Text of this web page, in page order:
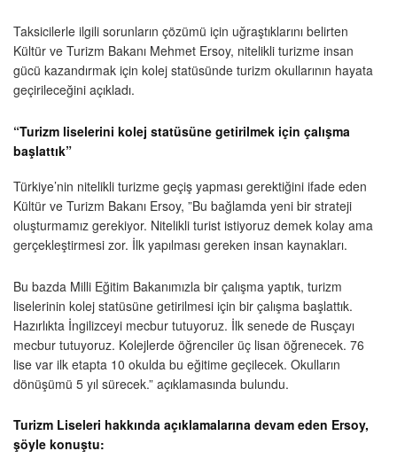
Taksicilerle ilgili sorunların çözümü için uğraştıklarını belirten
Kültür ve Turizm Bakanı Mehmet Ersoy, nitelikli turizme insan
gücü kazandırmak için kolej statüsünde turizm okullarının hayata
geçirileceğini açıkladı.
“Turizm liselerini kolej statüsüne getirilmek için çalışma
başlattık”
Türkiye’nin nitelikli turizme geçiş yapması gerektiğini ifade eden
Kültür ve Turizm Bakanı Ersoy, ”Bu bağlamda yeni bir strateji
oluşturmamız gerekiyor. Nitelikli turist istiyoruz demek kolay ama
gerçekleştirmesi zor. İlk yapılması gereken insan kaynakları.
Bu bazda Milli Eğitim Bakanımızla bir çalışma yaptık, turizm
liselerinin kolej statüsüne getirilmesi için bir çalışma başlattık.
Hazırlıkta İngilizceyi mecbur tutuyoruz. İlk senede de Rusçayı
mecbur tutuyoruz. Kolejlerde öğrenciler üç lisan öğrenecek. 76
lise var ilk etapta 10 okulda bu eğitime geçilecek. Okulların
dönüşümü 5 yıl sürecek.” açıklamasında bulundu.
Turizm Liseleri hakkında açıklamalarına devam eden Ersoy,
şöyle konuştu: